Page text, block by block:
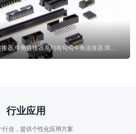
行业应用
行业，提供个性化应用方案